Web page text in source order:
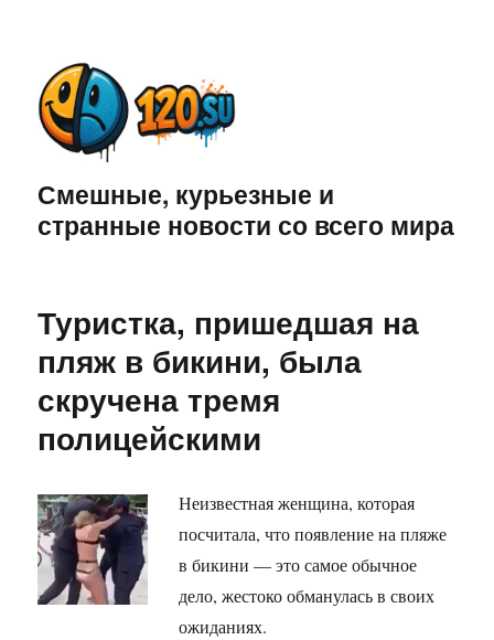
Смешные, курьезные и
странные новости со всего мира
Туристка, пришедшая на
пляж в бикини, была
скручена тремя
полицейскими
Неизвестная женщина, которая
посчитала, что появление на пляже
в бикини — это самое обычное
дело, жестоко обманулась в своих
ожиданиях.